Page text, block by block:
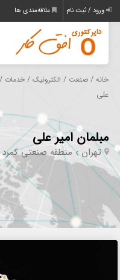
ورود / ثبت نام علاقه‌مندی ها
خانه /صنعت / الکترونیک /خدمات
علی
مبلمان امیر علی
تهران منطقه صنعتی کمرد